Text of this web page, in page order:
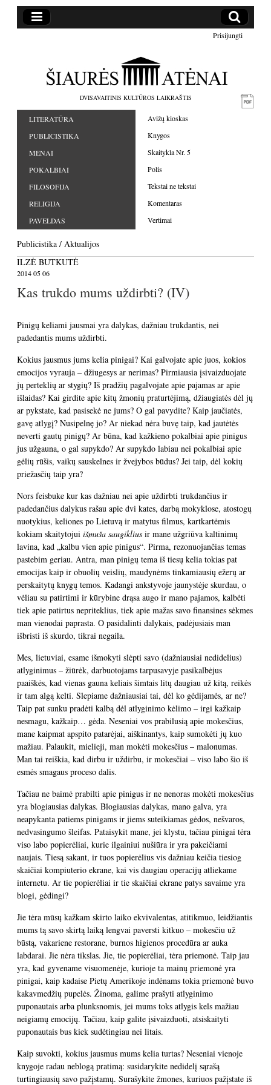
Prisijungti
DVISAVAITINIS KULTŪROS LAIKRAŠTIS
LITERATŪRA
PUBLICISTIKA
MENAI
POKALBIAI
FILOSOFIJA
RELIGIJA
PAVELDAS
Avižų kioskas
Knygos
Skaitykla Nr. 5
Polis
Tekstai ne tekstai
Komentaras
Vertimai
Publicistika / Aktualijos
ILZĖ BUTKUTĖ
2014 05 06
Kas trukdo mums uždirbti? (IV)
Pinigų keliami jausmai yra dalykas, dažniau trukdantis, nei
padedantis mums uždirbti.
Kokius jausmus jums kelia pinigai? Kai galvojate apie juos, kokios
emocijos vyrauja – džiugesys ar nerimas? Pirmiausia įsivaizduojate
jų perteklių ar stygių? Iš pradžių pagalvojate apie pajamas ar apie
išlaidas? Kai girdite apie kitų žmonių praturtėjimą, džiaugiatės dėl jų
ar pykstate, kad pasisekė ne jums? O gal pavydite? Kaip jaučiatės,
gavę atlygį? Nusipelnę jo? Ar niekad nėra buvę taip, kad jautėtės
neverti gautų pinigų? Ar būna, kad kažkieno pokalbiai apie pinigus
jus užgauna, o gal supykdo? Ar supykdo labiau nei pokalbiai apie
gėlių rūšis, vaikų sauskelnes ir žvejybos būdus? Jei taip, dėl kokių
priežasčių taip yra?
Nors feisbuke kur kas dažniau nei apie uždirbti trukdančius ir
padedančius dalykus rašau apie dvi kates, darbą mokyklose, atostogų
nuotykius, keliones po Lietuvą ir matytus filmus, kartkartėmis
kokiam skaitytojui išmuša saugiklius ir mane užgriūva kaltinimų
lavina, kad „kalbu vien apie pinigus“. Pirma, rezonuojančias temas
pastebim geriau. Antra, man pinigų tema iš tiesų kelia tokias pat
emocijas kaip ir obuolių veislių, maudynėms tinkamiausių ežerų ar
perskaitytų knygų temos. Kadangi ankstyvoje jaunystėje skurdau, o
vėliau su patirtimi ir kūrybine drąsa augo ir mano pajamos, kalbėti
tiek apie patirtus nepriteklius, tiek apie mažas savo finansines sėkmes
man vienodai paprasta. O pasidalinti dalykais, padėjusiais man
išbristi iš skurdo, tikrai negaila.
Mes, lietuviai, esame išmokyti slėpti savo (dažniausiai nedidelius)
atlyginimus – žiūrėk, darbuotojams tarpusavyje pasikalbėjus
paaiškės, kad vienas gauna keliais šimtais litų daugiau už kitą, reikės
ir tam algą kelti. Slepiame dažniausiai tai, dėl ko gėdijamės, ar ne?
Taip pat sunku pradėti kalbą dėl atlyginimo kėlimo – irgi kažkaip
nesmagu, kažkaip… gėda. Neseniai vos prabilusią apie mokesčius,
mane kaipmat apspito patarėjai, aiškinantys, kaip sumokėti jų kuo
mažiau. Palaukit, mielieji, man mokėti mokesčius – malonumas.
Man tai reiškia, kad dirbu ir uždirbu, ir mokesčiai – viso labo šio iš
esmės smagaus proceso dalis.
Tačiau ne baimė prabilti apie pinigus ir ne nenoras mokėti mokesčius
yra blogiausias dalykas. Blogiausias dalykas, mano galva, yra
neapykanta patiems pinigams ir jiems suteikiamas gėdos, nešvaros,
nedvasingumo šleifas. Pataisykit mane, jei klystu, tačiau pinigai tėra
viso labo popierėliai, kurie ilgainiui nušiūra ir yra pakeičiami
naujais. Tiesą sakant, ir tuos popierėlius vis dažniau keičia tiesiog
skaičiai kompiuterio ekrane, kai vis daugiau operacijų atliekame
internetu. Ar tie popierėliai ir tie skaičiai ekrane patys savaime yra
blogi, gėdingi?
Jie tėra mūsų kažkam skirto laiko ekvivalentas, atitikmuo, leidžiantis
mums tą savo skirtą laiką lengvai paversti kitkuo – mokesčiu už
būstą, vakariene restorane, burnos higienos procedūra ar auka
labdarai. Jie nėra tikslas. Jie, tie popierėliai, tėra priemonė. Taip jau
yra, kad gyvename visuomenėje, kurioje ta mainų priemonė yra
pinigai, kaip kadaise Pietų Amerikoje indėnams tokia priemonė buvo
kakavmedžių pupelės. Žinoma, galime prašyti atlyginimo
puponautais arba plunksnomis, jei mums toks atlygis kels mažiau
neigiamų emocijų. Tačiau, kaip galite įsivaizduoti, atsiskaityti
puponautais bus kiek sudėtingiau nei litais.
Kaip suvokti, kokius jausmus mums kelia turtas? Neseniai vienoje
knygoje radau neblogą pratimą: susidarykite nedidelį sąrašą
turtingiausių savo pažįstamų. Surašykite žmones, kuriuos pažįstate iš